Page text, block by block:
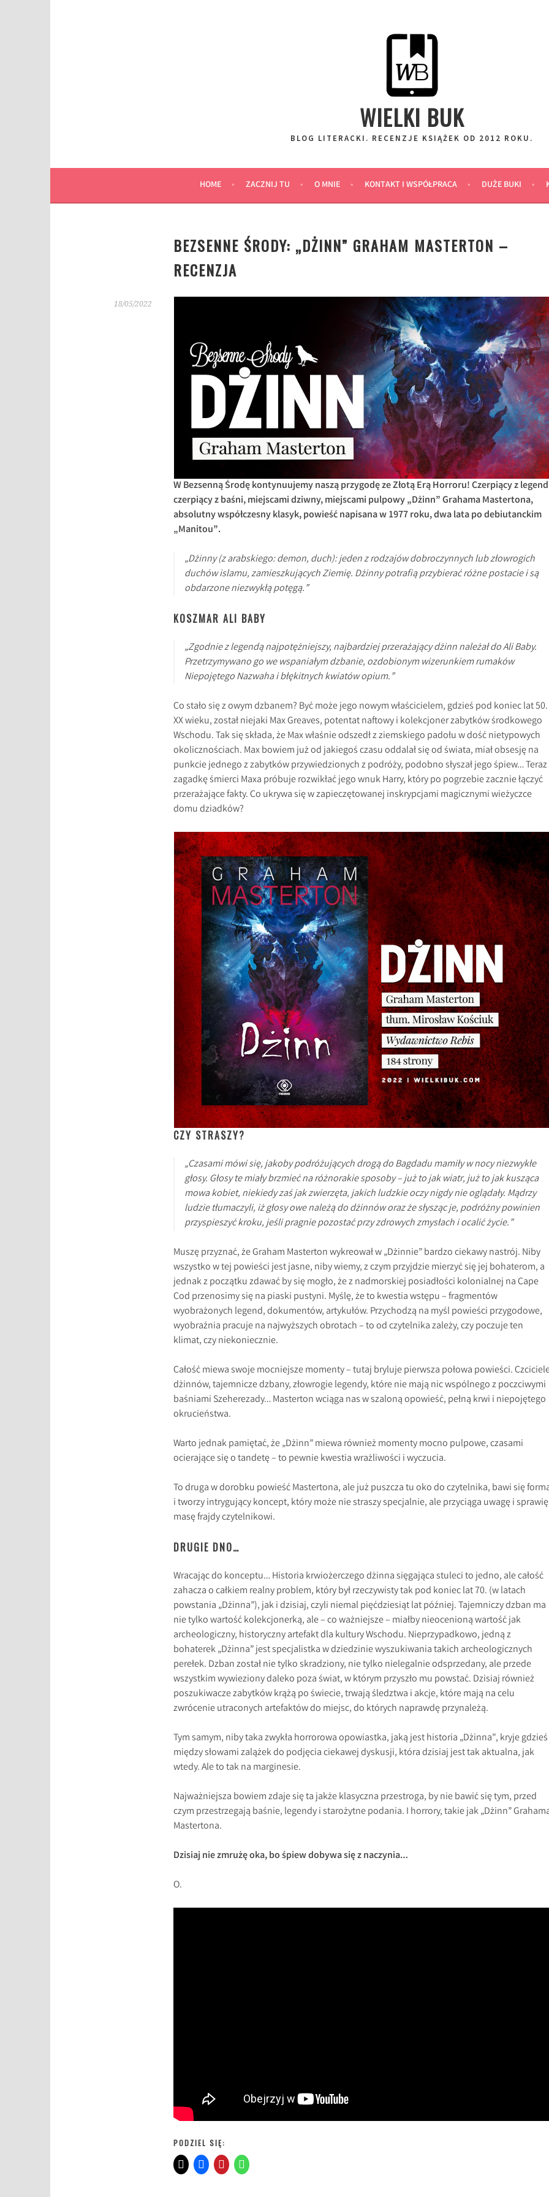
WIELKI BUK
BLOG LITERACKI. RECENZJE KSIĄŻEK OD 2012 ROKU.
HOME ZACZNIJ TU O MNIE KONTAKT I WSPÓŁPRACA DUŻE BUKI
BEZSENNE ŚRODY: „DŻINN” GRAHAM MASTERTON –
RECENZJA
18/05/2022
W Bezsenną Środę kontynuujemy naszą przygodę ze Złotą Erą Horroru! Czerpiący z
czerpiący z baśni, miejscami dziwny, miejscami pulpowy „Dżinn” Grahama Mastertona,
absolutny współczesny klasyk, powieść napisana w 1977 roku, dwa lata po debiutanckim
„Manitou”.
„Dżinny (z arabskiego: demon, duch): jeden z rodzajów dobroczynnych lub złowrogich
duchów islamu, zamieszkujących Ziemię. Dżinny potrafią przybierać różne postacie i są
obdarzone niezwykłą potęgą.”
KOSZMAR ALI BABY
„Zgodnie z legendą najpotężniejszy, najbardziej przerażający dżinn należał do Ali Baby.
Przetrzymywano go we wspaniałym dzbanie, ozdobionym wizerunkiem rumaków
Niepojętego Nazwaha i błękitnych kwiatów opium.”
Co stało się z owym dzbanem? Być może jego nowym właścicielem, gdzieś pod koniec lat 50.
XX wieku, został niejaki Max Greaves, potentat naftowy i kolekcjoner zabytków środkowego
Wschodu. Tak się składa, że Max właśnie odszedł z ziemskiego padołu w dość nietypowych
okolicznościach. Max bowiem już od jakiegoś czasu oddalał się od świata, miał obsesję na
punkcie jednego z zabytków przywiedzionych z podróży, podobno słyszał jego śpiew… Teraz
zagadkę śmierci Maxa próbuje rozwikłać jego wnuk Harry, który po pogrzebie zacznie łączyć
przerażające fakty. Co ukrywa się w zapieczętowanej inskrypcjami magicznymi wieżyczce
domu dziadków?
CZY STRASZY?
„Czasami mówi się, jakoby podróżujących drogą do Bagdadu mamiły w nocy niezwykłe
głosy. Głosy te miały brzmieć na różnorakie sposoby – już to jak wiatr, już to jak kusząca
mowa kobiet, niekiedy zaś jak zwierzęta, jakich ludzkie oczy nigdy nie oglądały. Mądrzy
ludzie tłumaczyli, iż głosy owe należą do dżinnów oraz że słysząc je, podróżny powinien
przyspieszyć kroku, jeśli pragnie pozostać przy zdrowych zmysłach i ocalić życie.”
Muszę przyznać, że Graham Masterton wykreował w „Dżinnie” bardzo ciekawy nastrój. Niby
wszystko w tej powieści jest jasne, niby wiemy, z czym przyjdzie mierzyć się jej bohaterom, a
jednak z początku zdawać by się mogło, że z nadmorskiej posiadłości kolonialnej na Cape
Cod przenosimy się na piaski pustyni. Myślę, że to kwestia wstępu – fragmentów
wyobrażonych legend, dokumentów, artykułów. Przychodzą na myśl powieści przygodowe,
wyobraźnia pracuje na najwyższych obrotach – to od czytelnika zależy, czy poczuje ten
klimat, czy niekoniecznie.
Całość miewa swoje mocniejsze momenty – tutaj bryluje pierwsza połowa powieści.
dżinnów, tajemnicze dzbany, złowrogie legendy, które nie mają nic wspólnego z poczciwymi
baśniami Szeherezady… Masterton wciąga nas w szaloną opowieść, pełną krwi i niepojętego
okrucieństwa.
Warto jednak pamiętać, że „Dżinn” miewa również momenty mocno pulpowe, czasami
ocierające się o tandetę – to pewnie kwestia wrażliwości i wyczucia.
To druga w dorobku powieść Mastertona, ale już puszcza tu oko do czytelnika, bawi się
i tworzy intrygujący koncept, który może nie straszy specjalnie, ale przyciąga uwagę i sprawię
masę frajdy czytelnikowi.
DRUGIE DNO…
Wracając do konceptu… Historia krwiożerczego dżinna sięgająca stuleci to jedno, ale całość
zahacza o całkiem realny problem, który był rzeczywisty tak pod koniec lat 70. (w latach
powstania „Dżinna”), jak i dzisiaj, czyli niemal pięćdziesiąt lat później. Tajemniczy dzban ma
nie tylko wartość kolekcjonerką, ale – co ważniejsze – miałby nieocenioną wartość jak
archeologiczny, historyczny artefakt dla kultury Wschodu. Nieprzypadkowo, jedną z
bohaterek „Dżinna” jest specjalistka w dziedzinie wyszukiwania takich archeologicznych
perełek. Dzban został nie tylko skradziony, nie tylko nielegalnie odsprzedany, ale przede
wszystkim wywieziony daleko poza świat, w którym przyszło mu powstać. Dzisiaj również
poszukiwacze zabytków krążą po świecie, trwają śledztwa i akcje, które mają na celu
zwrócenie utraconych artefaktów do miejsc, do których naprawdę przynależą.
Tym samym, niby taka zwykła horrorowa opowiastka, jaką jest historia „Dżinna”, kryje gdzieś
między słowami zalążek do podjęcia ciekawej dyskusji, która dzisiaj jest tak aktualna, jak
wtedy. Ale to tak na marginesie.
Najważniejsza bowiem zdaje się ta jakże klasyczna przestroga, by nie bawić się tym, przed
czym przestrzegają baśnie, legendy i starożytne podania. I horrory, takie jak „Dżinn”
Mastertona.
Dzisiaj nie zmrużę oka, bo śpiew dobywa się z naczynia…
O.
PODZIEL SIĘ: